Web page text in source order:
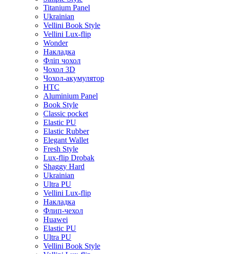
Titanium Panel
Ukrainian
Vellini Book Style
Vellini Lux-flip
Wonder
Накладка
Фліп чохол
Чохол 3D
Чохол-акумулятор
HTC
Aluminium Panel
Book Style
Classic pocket
Elastic PU
Elastic Rubber
Elegant Wallet
Fresh Style
Lux-flip Drobak
Shaggy Hard
Ukrainian
Ultra PU
Vellini Lux-flip
Накладка
Флип-чехол
Huawei
Elastic PU
Ultra PU
Vellini Book Style